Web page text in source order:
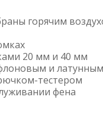
горячим
20 мм и 40 мм
и
тестером
фена